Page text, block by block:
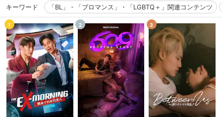
キーワード 「BL」・「ブロマンス」・「LGBTQ＋」関連コンテンツ
1 2 3